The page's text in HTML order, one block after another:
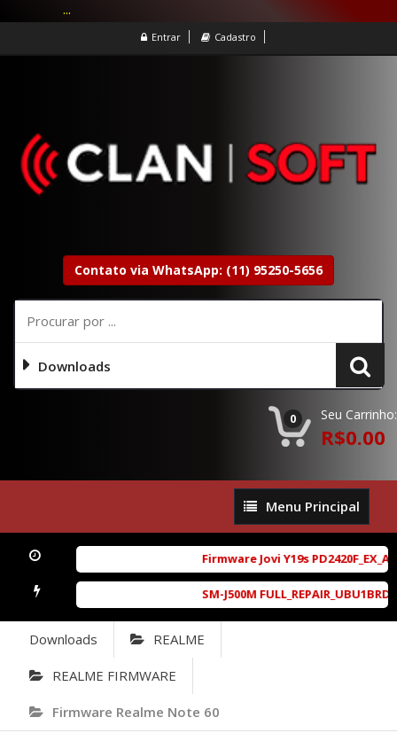
Entrar Cadastro
Contato via WhatsApp: (11) 95250-5656
Downloads
0 Seu Carrinho:
R$0.00
Menu
Principal
Menu Principal
Firmware Jovi Y19s
SM-J500M
Downloads REALME
REALME FIRMWARE
Firmware Realme Note 60